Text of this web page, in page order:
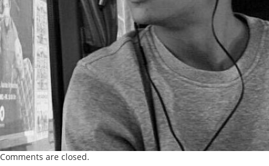
Comments are closed.